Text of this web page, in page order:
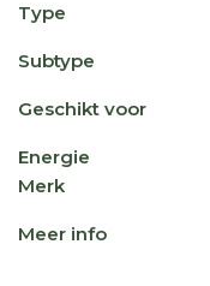
Type
Subtype
Geschikt voor
Energie
Merk
Meer info